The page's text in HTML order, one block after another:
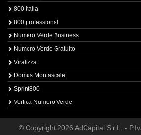
800 italia
800 professional
Numero Verde Business
Numero Verde Gratuito
Viralizza
Domus Montascale
Sprint800
Verfica Numero Verde
© Copyright 2026 AdCapital S.r.L. -